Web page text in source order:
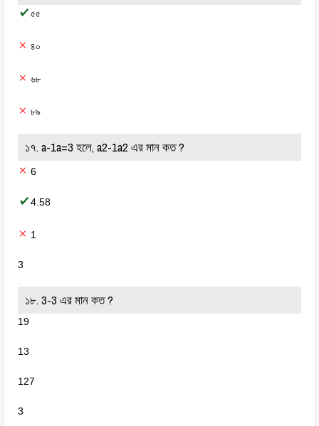
৫৫
৪০
৬৮
৮৯
১৭. a-1a=3 হলে, a2-1a2 এর মান কত ?
6
4.58
1
3
১৮. 3-3 এর মান কত ?
19
13
127
3